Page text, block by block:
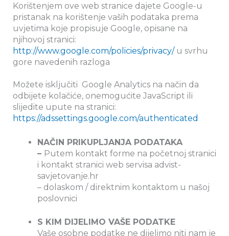
Korištenjem ove web stranice dajete Google-u
pristanak na korištenje vaših podataka prema
uvjetima koje propisuje Google, opisane na
njihovoj stranici:
http://www.google.com/policies/privacy/u svrhu
gore navedenih razloga
Možete isključiti Google Analytics na način da
odbijete kolačiće, onemogućite JavaScript ili
slijedite upute na stranici:
https://adssettings.google.com/authenticated
NAČIN PRIKUPLJANJA PODATAKA
– Putem kontakt forme na početnoj stranici
i kontakt stranici web servisa advist-
savjetovanje.hr
– dolaskom / direktnim kontaktom u našoj
poslovnici
S KIM DIJELIMO VAŠE PODATKE
Vaše osobne podatke ne dijelimo niti nam je